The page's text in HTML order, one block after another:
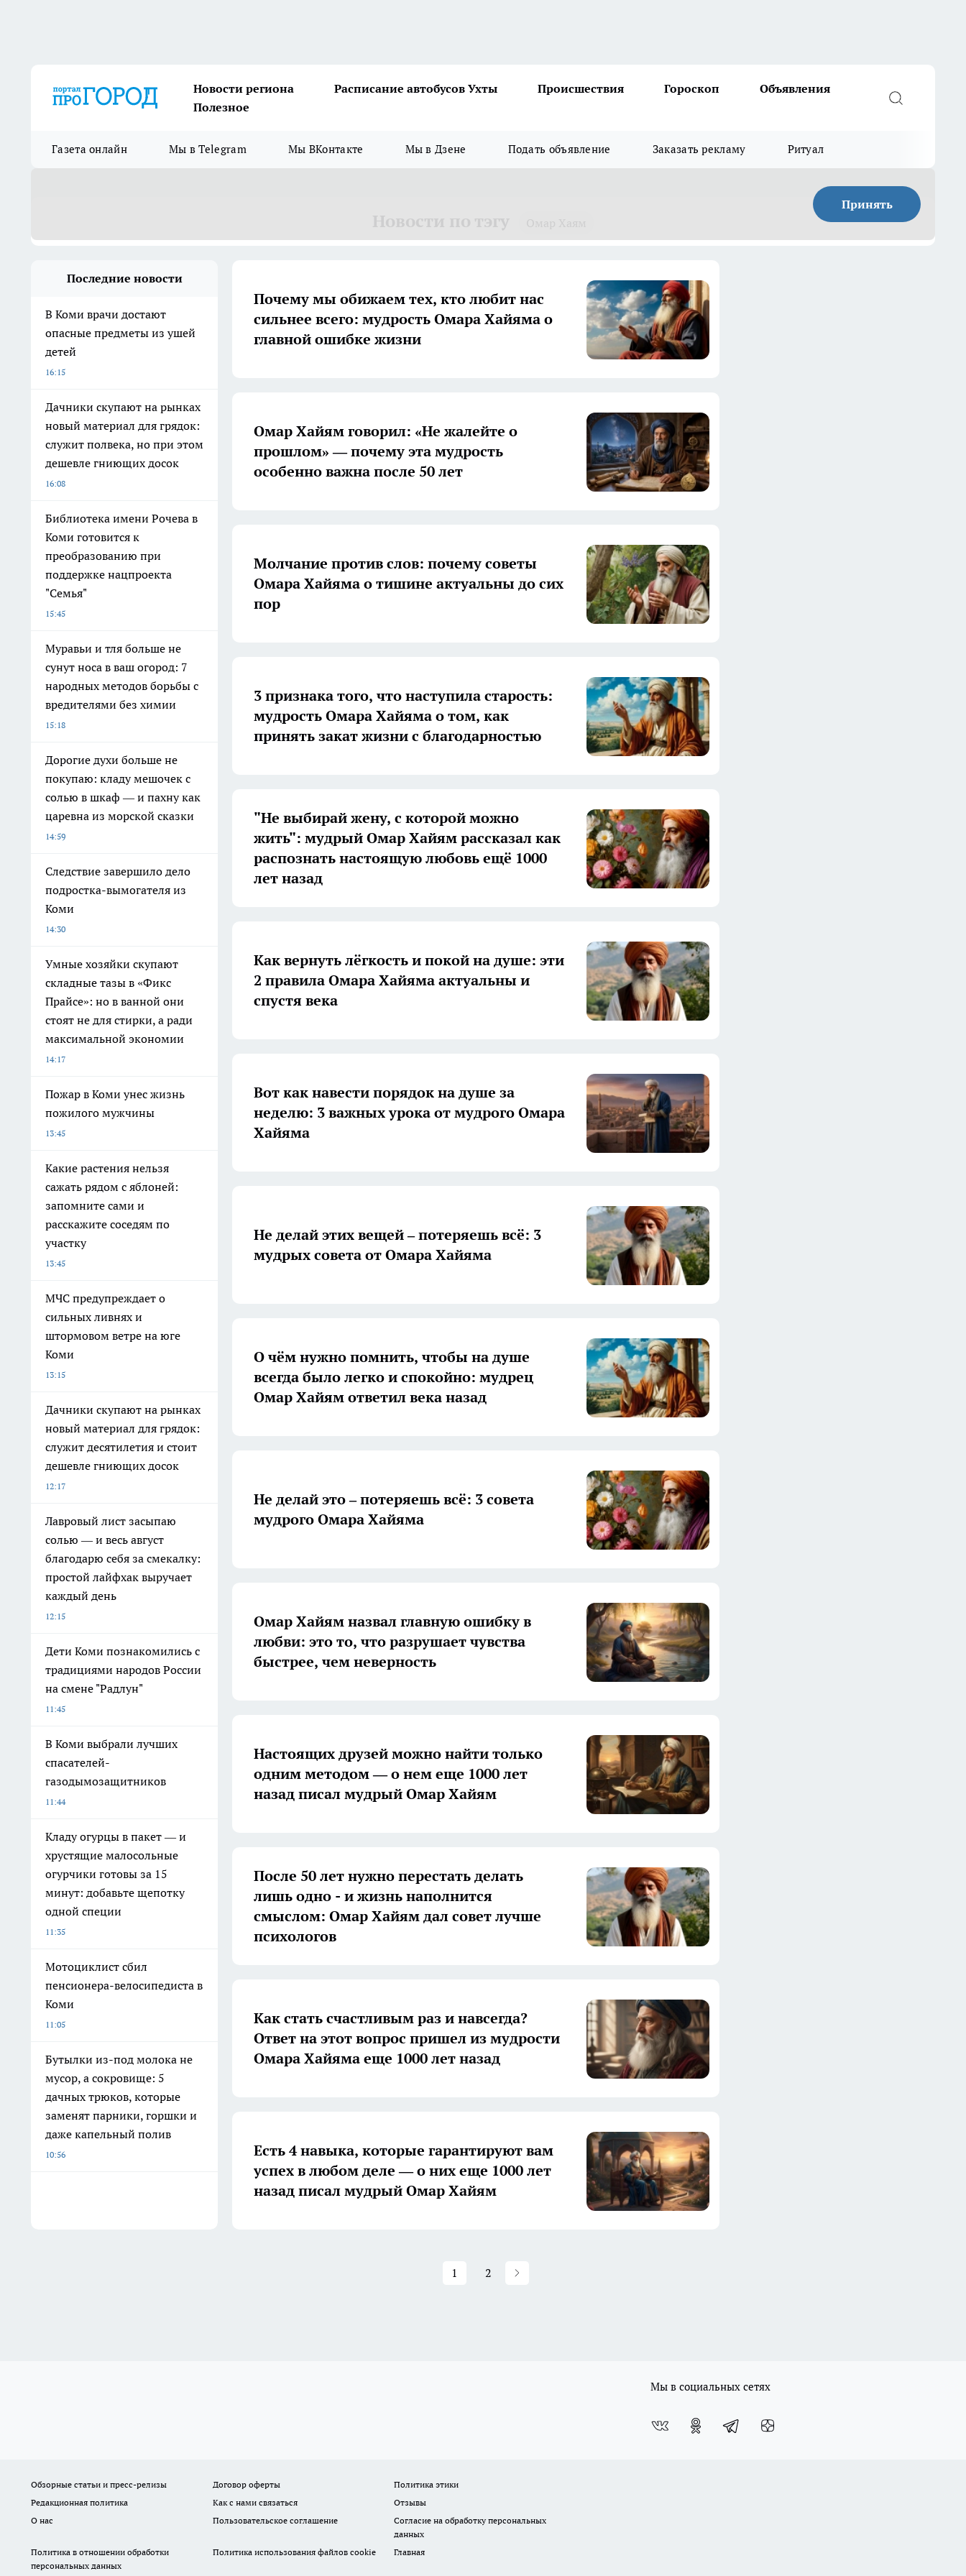
Новости региона Расписание автобусов Ухты Происшествия Гороскоп
Объявления
Полезное
Газета онлайн Мы в Telegram Мы ВКонтакте Мы в Дзене Подать объявление Заказать рекламу Ритуал
Принять
Последние новости
В Коми врачи достают
опасные предметы из ушей
детей
16:15
Дачники скупают на рынках
новый материал для грядок:
служит полвека, но при этом
дешевле гниющих досок
16:08
Библиотека имени Рочева в
Коми готовится к
преобразованию при
поддержке нацпроекта
"Семья"
15:45
Муравьи и тля больше не
сунут носа в ваш огород: 7
народных методов борьбы с
вредителями без химии
15:18
Дорогие духи больше не
покупаю: кладу мешочек с
солью в шкаф — и пахну как
царевна из морской сказки
14:59
Следствие завершило дело
подростка-вымогателя из
Коми
14:30
Умные хозяйки скупают
складные тазы в «Фикс
Прайсе»: но в ванной они
стоят не для стирки, а ради
максимальной экономии
14:17
Пожар в Коми унес жизнь
пожилого мужчины
13:45
Какие растения нельзя
сажать рядом с яблоней:
запомните сами и
расскажите соседям по
участку
13:45
МЧС предупреждает о
сильных ливнях и
штормовом ветре на юге
Коми
13:15
Дачники скупают на рынках
новый материал для грядок:
служит десятилетия и стоит
дешевле гниющих досок
12:17
Лавровый лист засыпаю
солью — и весь август
благодарю себя за смекалку:
простой лайфхак выручает
каждый день
12:15
Дети Коми познакомились с
традициями народов России
на смене "Радлун"
11:45
В Коми выбрали лучших
спасателей-
газодымозащитников
11:44
Кладу огурцы в пакет — и
хрустящие малосольные
огурчики готовы за 15
минут: добавьте щепотку
одной специи
11:35
Мотоциклист сбил
пенсионера-велосипедиста в
Коми
11:05
Бутылки из-под молока не
мусор, а сокровище: 5
дачных трюков, которые
заменят парники, горшки и
даже капельный полив
10:56
Почему мы обижаем тех, кто любит нас
сильнее всего: мудрость Омара Хайяма о
главной ошибке жизни
Омар Хайям говорил: «Не жалейте о
прошлом» — почему эта мудрость
особенно важна после 50 лет
Молчание против слов: почему советы
Омара Хайяма о тишине актуальны до сих
пор
3 признака того, что наступила старость:
мудрость Омара Хайяма о том, как
принять закат жизни с благодарностью
"Не выбирай жену, с которой можно
жить": мудрый Омар Хайям рассказал как
распознать настоящую любовь ещё 1000
лет назад
Как вернуть лёгкость и покой на душе: эти
2 правила Омара Хайяма актуальны и
спустя века
Вот как навести порядок на душе за
неделю: 3 важных урока от мудрого Омара
Хайяма
Не делай этих вещей – потеряешь всё: 3
мудрых совета от Омара Хайяма
О чём нужно помнить, чтобы на душе
всегда было легко и спокойно: мудрец
Омар Хайям ответил века назад
Не делай это – потеряешь всё: 3 совета
мудрого Омара Хайяма
Омар Хайям назвал главную ошибку в
любви: это то, что разрушает чувства
быстрее, чем неверность
Настоящих друзей можно найти только
одним методом — о нем еще 1000 лет
назад писал мудрый Омар Хайям
После 50 лет нужно перестать делать
лишь одно - и жизнь наполнится
смыслом: Омар Хайям дал совет лучше
психологов
Как стать счастливым раз и навсегда?
Ответ на этот вопрос пришел из мудрости
Омара Хайяма еще 1000 лет назад
Есть 4 навыка, которые гарантируют вам
успех в любом деле — о них еще 1000 лет
назад писал мудрый Омар Хайям
1 2
Мы в социальных сетях
Обзорные статьи и пресс-релизы Договор оферты
Политика этики
Редакционная политика
Как с нами связаться
Отзывы
О нас
Пользовательское соглашение
Согласие на обработку персональных
данных
Политика в отношении обработки
персональных данных
Политика использования файлов cookie Главная